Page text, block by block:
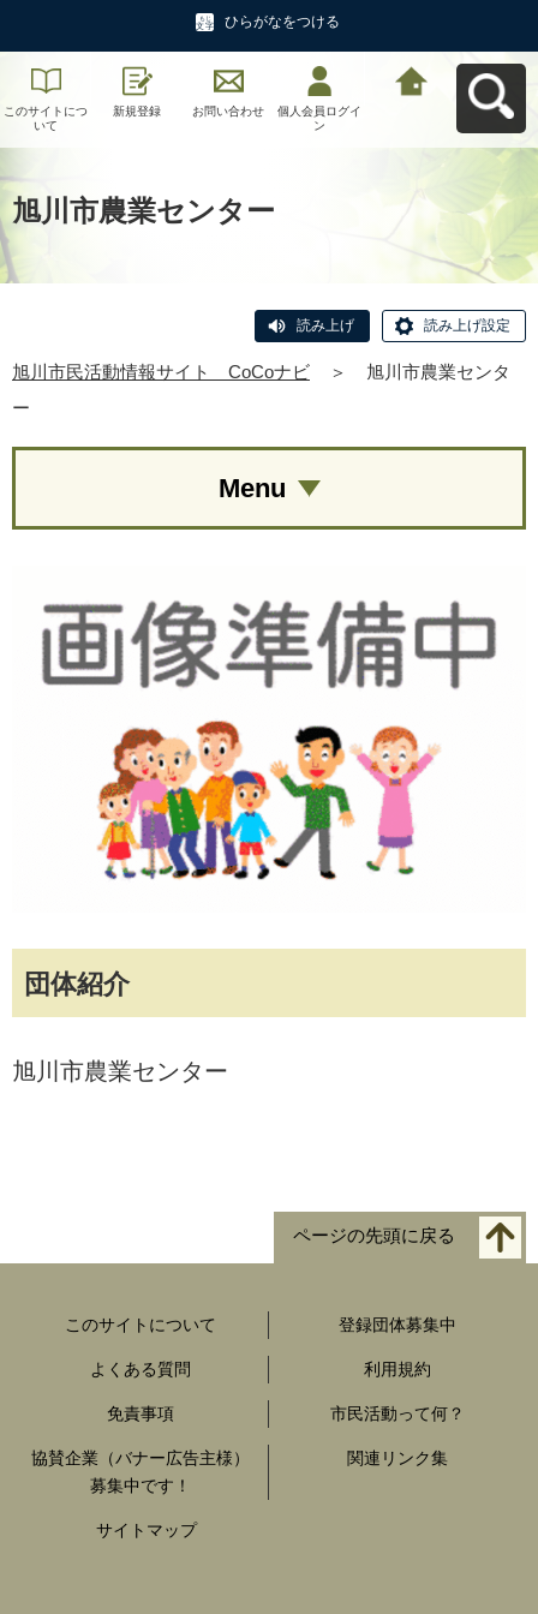
ひらがなをつける
このサイトにつ
いて
新規登録 お問い合わせ
個人会員ログイ
ン
旭川市農業センター
読み上げ 読み上げ設定
旭川市民活動情報サイト CoCoナビ ＞
旭川市農業センタ
ー
団体紹介
旭川市農業センター
Menu
ページの先頭に戻る
このサイトについて 登録団体募集中
よくある質問 利用規約
免責事項 市民活動って何？
協賛企業（バナー広告主様）
募集中です！
関連リンク集
サイトマップ